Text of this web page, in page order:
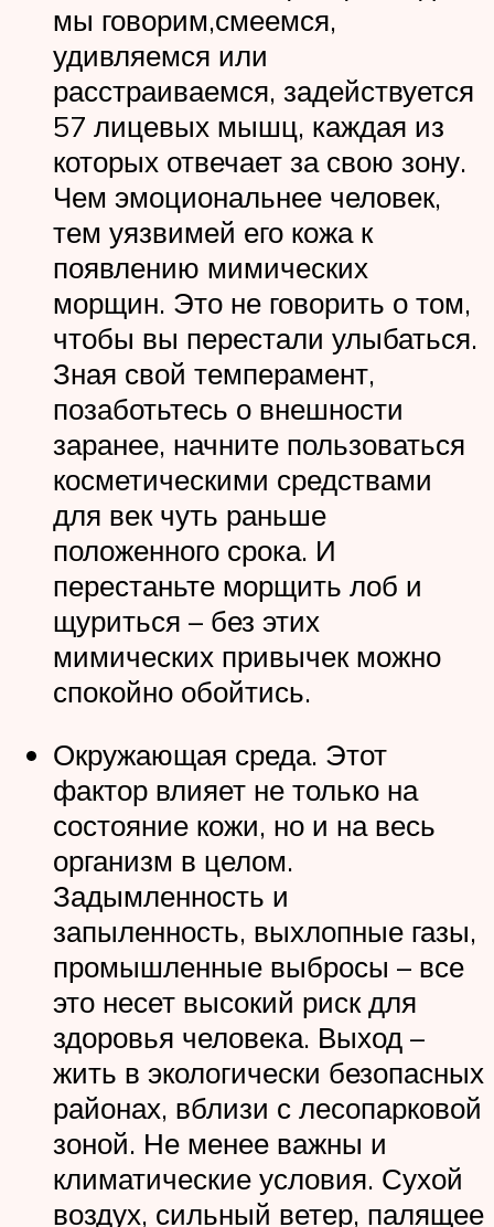
мы говорим,смеемся,
удивляемся или
расстраиваемся, задействуется
57 лицевых мышц, каждая из
которых отвечает за свою зону.
Чем эмоциональнее человек,
тем уязвимей его кожа к
появлению мимических
морщин. Это не говорить о том,
чтобы вы перестали улыбаться.
Зная свой темперамент,
позаботьтесь о внешности
заранее, начните пользоваться
косметическими средствами
для век чуть раньше
положенного срока. И
перестаньте морщить лоб и
щуриться – без этих
мимических привычек можно
спокойно обойтись.
Окружающая среда. Этот
фактор влияет не только на
состояние кожи, но и на весь
организм в целом.
Задымленность и
запыленность, выхлопные газы,
промышленные выбросы – все
это несет высокий риск для
здоровья человека. Выход –
жить в экологически безопасных
районах, вблизи с лесопарковой
зоной. Не менее важны и
климатические условия. Сухой
воздух, сильный ветер, палящее